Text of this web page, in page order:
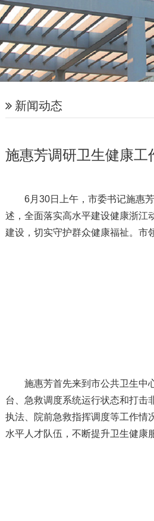
新闻动态
施惠芳调研卫生健康工
6月30日上午，市委书记施惠芳
述，全面落实高水平建设健康浙江
建设，切实守护群众健康福祉。市
施惠芳首先来到市公共卫生中心
台、急救调度系统运行状态和打击
执法、院前急救指挥调度等工作情
水平人才队伍，不断提升卫生健康